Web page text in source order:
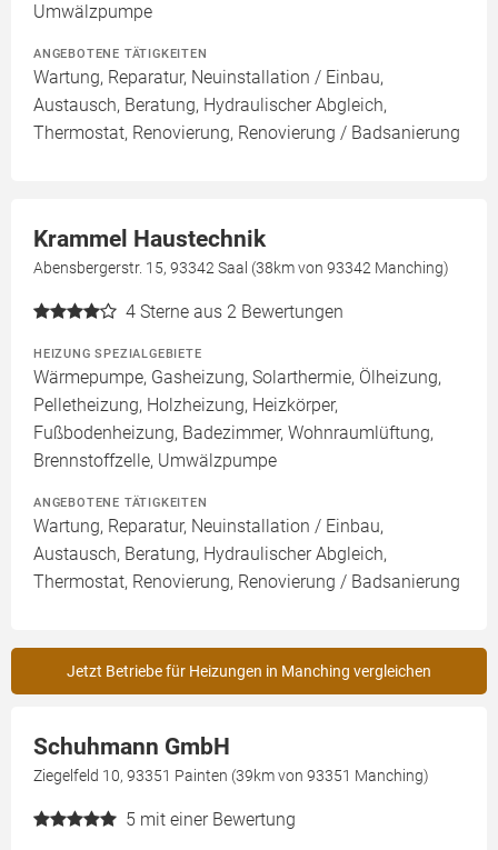
Umwälzpumpe
ANGEBOTENE TÄTIGKEITEN
Wartung, Reparatur, Neuinstallation / Einbau,
Austausch, Beratung, Hydraulischer Abgleich,
Thermostat, Renovierung, Renovierung / Badsanierung
Krammel Haustechnik
Abensbergerstr. 15, 93342 Saal (38km von 93342 Manching)
4 Sterne aus 2 Bewertungen
HEIZUNG SPEZIALGEBIETE
Wärmepumpe, Gasheizung, Solarthermie, Ölheizung,
Pelletheizung, Holzheizung, Heizkörper,
Fußbodenheizung, Badezimmer, Wohnraumlüftung,
Brennstoffzelle, Umwälzpumpe
ANGEBOTENE TÄTIGKEITEN
Wartung, Reparatur, Neuinstallation / Einbau,
Austausch, Beratung, Hydraulischer Abgleich,
Thermostat, Renovierung, Renovierung / Badsanierung
Jetzt Betriebe für Heizungen in Manching vergleichen
Schuhmann GmbH
Ziegelfeld 10, 93351 Painten (39km von 93351 Manching)
5 mit einer Bewertung